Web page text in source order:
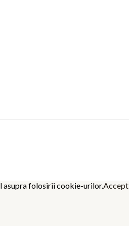
asupra folosirii cookie-urilor.Accept